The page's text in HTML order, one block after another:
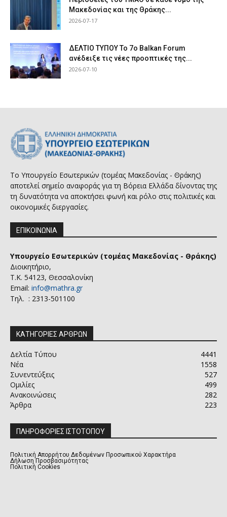
Μακεδονίας και της Θράκης...
2026-07-17
ΔΕΛΤΙΟ ΤΥΠΟΥ Το 7ο Balkan Forum
ανέδειξε τις νέες προοπτικές της...
2026-07-10
Το Υπουργείο Εσωτερικών (τομέας Μακεδονίας - Θράκης)
αποτελεί σημείο αναφοράς για τη Βόρεια Ελλάδα δίνοντας της
τη δυνατότητα να αποκτήσει φωνή και ρόλο στις πολιτικές και
οικονομικές διεργασίες.
ΕΠΙΚΟΙΝΩΝΙΑ
Υπουργείο Εσωτερικών (τομέας Μακεδονίας - Θράκης)
Διοικητήριο,
Τ.Κ. 54123, Θεσσαλονίκη
Email: info@mathra.gr
Τηλ. : 2313-501100
ΚΑΤΗΓΟΡΙΕΣ ΑΡΘΡΩΝ
Δελτία Τύπου
4441
Νέα
1558
Συνεντεύξεις
527
Ομιλίες
499
Ανακοινώσεις
282
Άρθρα
223
ΠΛΗΡΟΦΟΡΙΕΣ ΙΣΤΟΤΟΠΟΥ
Πολιτική Απορρήτου Δεδομένων Προσωπικού Χαρακτήρα
Δήλωση Προσβασιμότητας
Πολιτική Cookies